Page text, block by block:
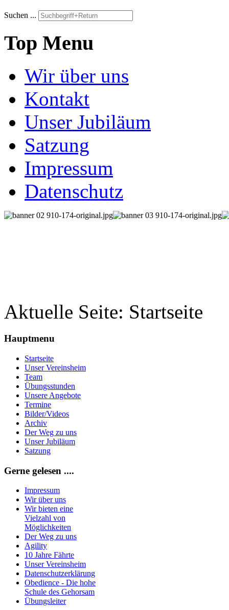
Suchen ...
Top Menu
Wir über uns
Kontakt
Unser Jubiläum
Satzung
Impressum
Datenschutz
Aktuelle Seite: Startseite
Hauptmenu
Startseite
Unser Vereinsheim
Team
Übungsstunden
Unsere Angebote
Termine
Bilder/Videos
Archiv
Der Weg zu uns
Unser Jubiläum
Satzung
Gerne gelesen ....
Impressum
Wir über uns
Wir bieten eine
Vielzahl von
Möglichkeiten
Der Weg zu uns
Agility
10 Jahre Fährte
Unser Vereinsheim
Datenschutzerklärung
Obedience - Die hohe
Schule des Gehorsam
Übungsleiter